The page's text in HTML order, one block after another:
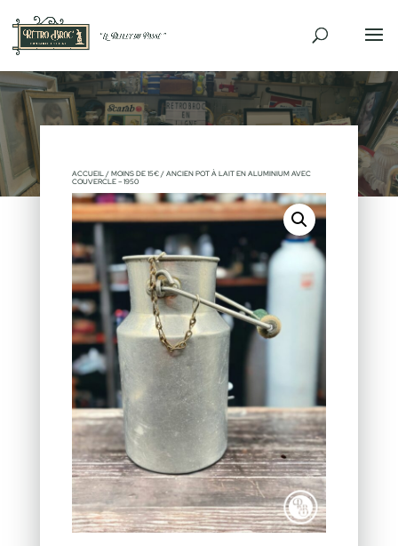
VENDU
ACCUEIL/ MOINS DE 15€/ ANCIEN POT À LAIT EN ALUMINIUM AVEC
COUVERCLE – 1950